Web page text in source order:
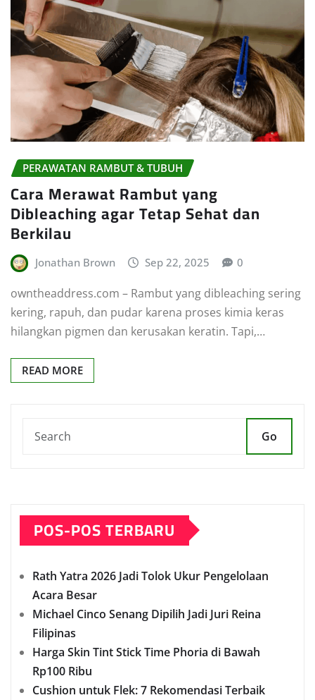
PERAWATAN RAMBUT & TUBUH
Cara Merawat Rambut yang
Dibleaching agar Tetap Sehat dan
Berkilau
Jonathan Brown Sep 22, 2025 0
owntheaddress.com – Rambut yang dibleaching sering
kering, rapuh, dan pudar karena proses kimia keras
hilangkan pigmen dan kerusakan keratin. Tapi,…
READ MORE
Go
POS-POS TERBARU
Rath Yatra 2026 Jadi Tolok Ukur Pengelolaan
Acara Besar
Michael Cinco Senang Dipilih Jadi Juri Reina
Filipinas
Harga Skin Tint Stick Time Phoria di Bawah
Rp100 Ribu
Cushion untuk Flek: 7 Rekomendasi Terbaik